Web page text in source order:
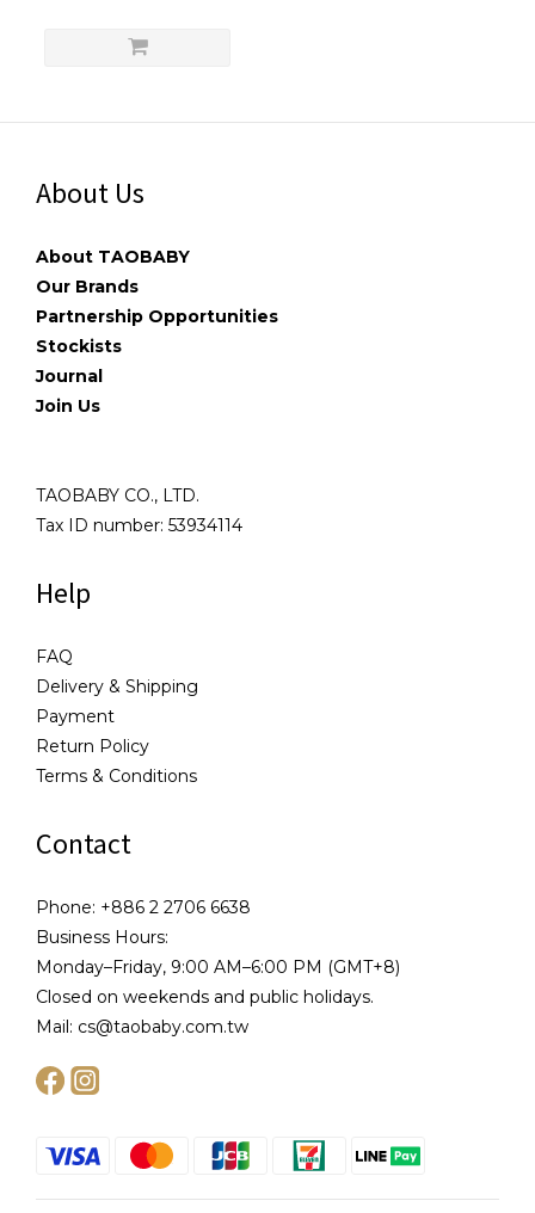
About Us
About TAOBABY
Our Brands
Partnership Opportunities
Stockists
Journal
Join Us
TAOBABY CO., LTD.
Tax ID number: 53934114
Help
FAQ
Delivery & Shipping
Payment
Return Policy
Terms & Conditions
Contact
Phone: +886 2 2706 6638
Business Hours:
Monday–Friday, 9:00 AM–6:00 PM (GMT+8)
Closed on weekends and public holidays.
Mail: cs@taobaby.com.tw